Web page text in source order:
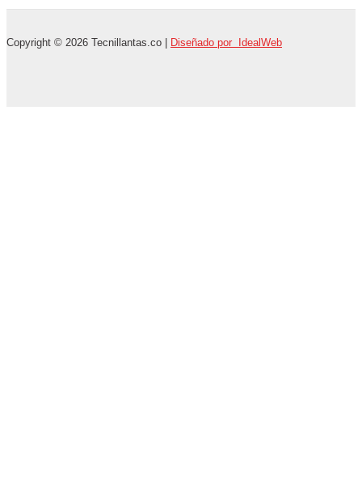
Copyright © 2026 Tecnillantas.co | Diseñado por IdealWeb